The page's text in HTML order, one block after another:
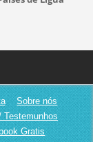
Sobre nós
Testemunhos
Gratis